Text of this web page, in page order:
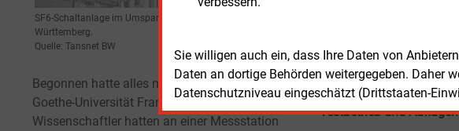
Sie willigen auch ein, dass Ihre Daten von
Daten an dortige Behörden weitergegeben. Daher
Datenschutzniveau eingeschätzt (Drittstaaten-
SF6-Schaltanlage im Umspannwerk Großgartach in Baden-
Württemberg.
Quelle: Tansnet BW
Begonnen hatte alles mit einer Studie der
Goethe-Universität Frankfurt. Die
Wissenschaftler hatten an einer Messstation
Umspannwerken wie
Energiewende verstärkt
Testbetrieb und Auflagen